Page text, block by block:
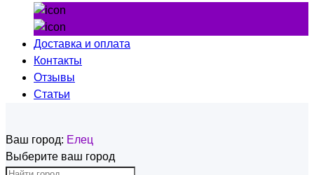
Доставка и оплата
Контакты
Отзывы
Статьи
Ваш город: Елец
Выберите ваш город